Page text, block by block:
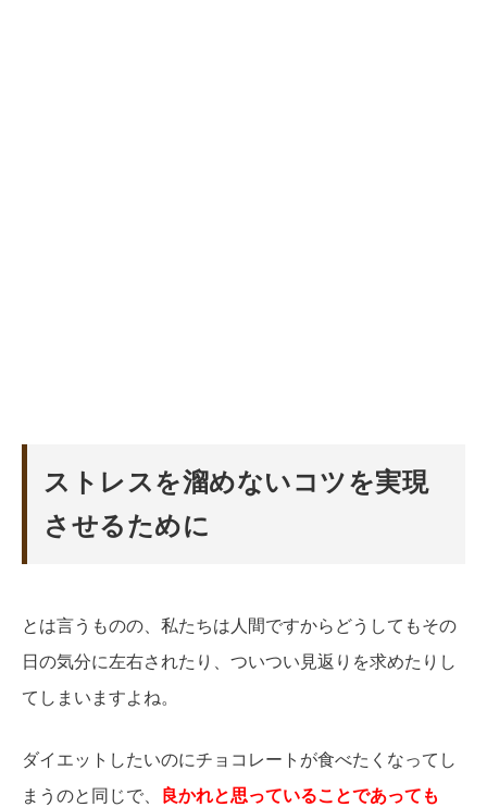
ストレスを溜めないコツを実現
させるために
とは言うものの、私たちは人間ですからどうしてもその
日の気分に左右されたり、ついつい見返りを求めたりし
てしまいますよね。
ダイエットしたいのにチョコレートが食べたくなってし
まうのと同じで、
良かれと思っていることであっても